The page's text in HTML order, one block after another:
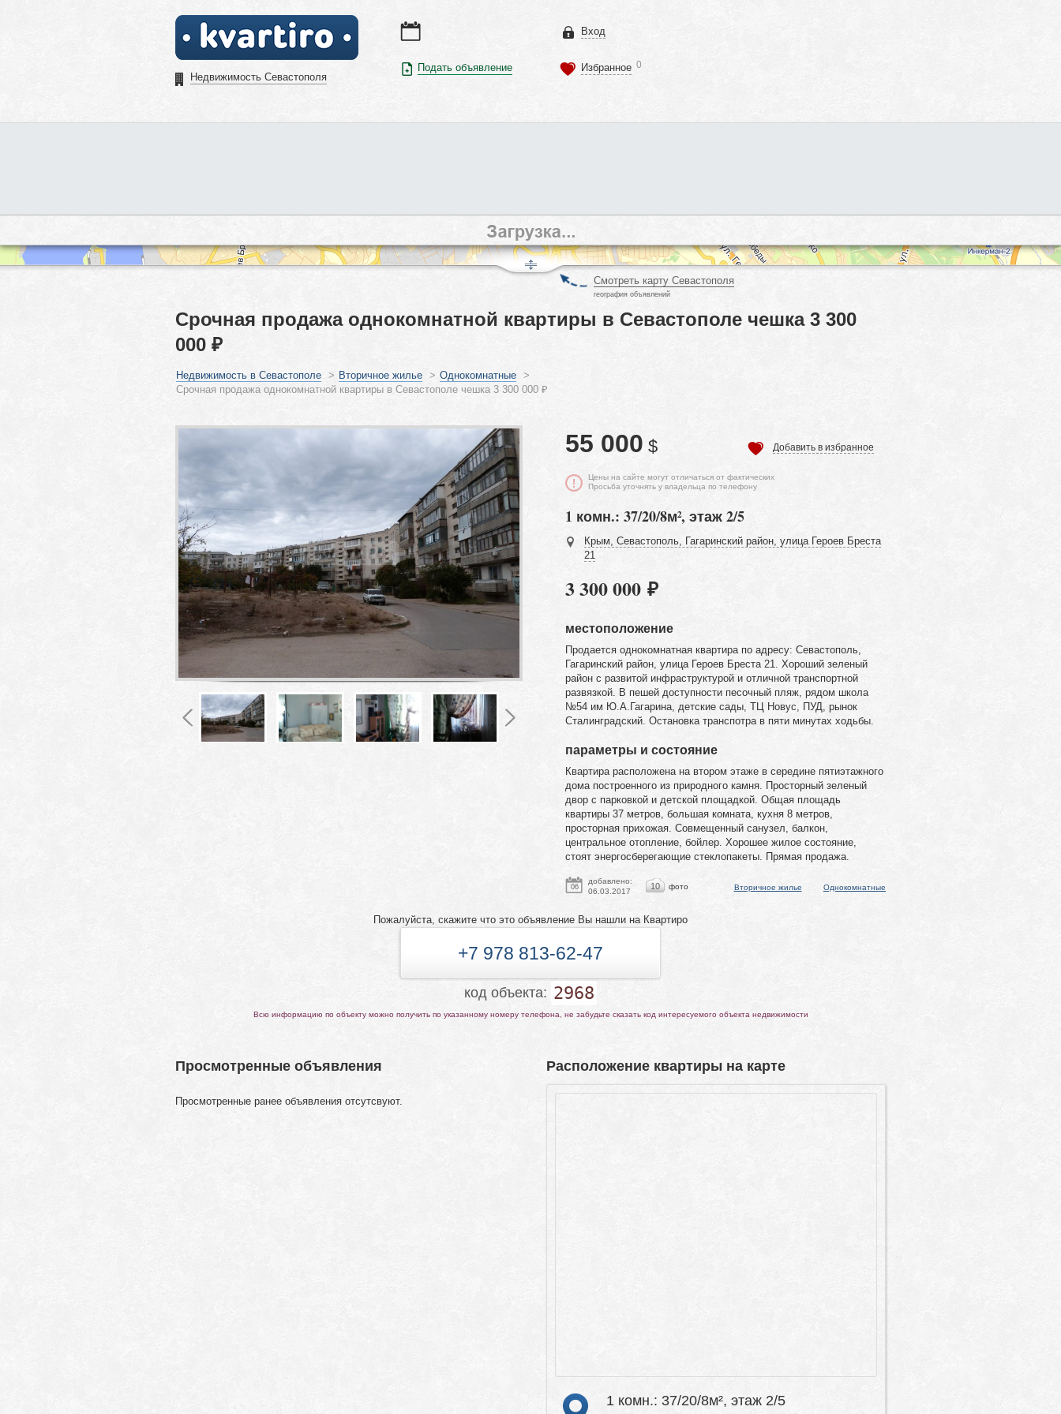
Недвижимость Севастополя
Подать объявление
Вход
Избранное 0
Смотреть карту Севастополя
география объявлений
Срочная продажа однокомнатной квартиры в Севастополе чешка 3 300
000 ₽
Недвижимость в Севастополе > Вторичное жилье > Однокомнатные >
Срочная продажа однокомнатной квартиры в Севастополе чешка 3 300 000 ₽
55 000 $ Добавить в избранное
Цены на сайте могут отличаться от фактических
Просьба уточнять у владельца по телефону
1 комн.: 37/20/8м², этаж 2/5
Крым, Севастополь, Гагаринский район, улица Героев Бреста
21
3 300 000 ₽
местоположение
Продается однокомнатная квартира по адресу: Севастополь,
Гагаринский район, улица Героев Бреста 21. Хороший зеленый
район с развитой инфраструктурой и отличной транспортной
развязкой. В пешей доступности песочный пляж, рядом школа
№54 им Ю.А.Гагарина, детские сады, ТЦ Новус, ПУД, рынок
Сталинградский. Остановка транспотра в пяти минутах ходьбы.
параметры и состояние
Квартира расположена на втором этаже в середине пятиэтажного
дома построенного из природного камня. Просторный зеленый
двор с парковкой и детской площадкой. Общая площадь
квартиры 37 метров, большая комната, кухня 8 метров,
просторная прихожая. Совмещенный санузел, балкон,
центральное отопление, бойлер. Хорошее жилое состояние,
стоят энергосберегающие стеклопакеты. Прямая продажа.
06
добавлено:
06.03.2017
10 фото Вторичное жилье Однокомнатные
Пожалуйста, скажите что это объявление Вы нашли на Квартиро
+7 978 813-62-47
код объекта: 2968
Всю информацию по объекту можно получить по указанному номеру телефона, не забудьте сказать код интересуемого объекта недвижимости
Расположение квартиры на карте
1 комн.: 37/20/8м², этаж 2/5
Просмотренные объявления
Просмотренные ранее объявления отсутсвуют.